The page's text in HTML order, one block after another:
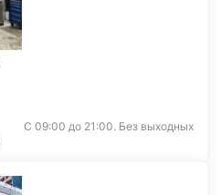
С 09:00 до 21:00. Без выходных